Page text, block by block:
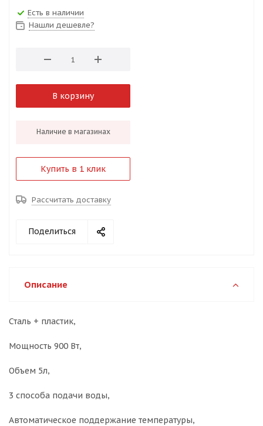
Есть в наличии
Нашли дешевле?
В корзину
Наличие в магазинах
Купить в 1 клик
Рассчитать доставку
Поделиться
Описание
Сталь + пластик,
Мощность 900 Вт,
Объем 5л,
3 способа подачи воды,
Автоматическое поддержание температуры,